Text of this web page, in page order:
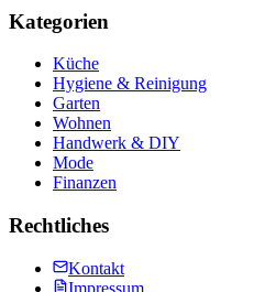
Kategorien
Küche
Hygiene & Reinigung
Garten
Wohnen
Handwerk & DIY
Mode
Finanzen
Rechtliches
Kontakt
Impressum